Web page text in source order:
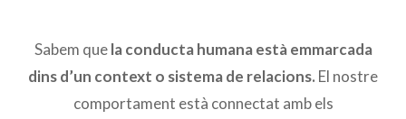
Sabem quela conducta humana està emmarcada
dins d’un context o sistema de relacions. El nostre
comportament està connectat amb els